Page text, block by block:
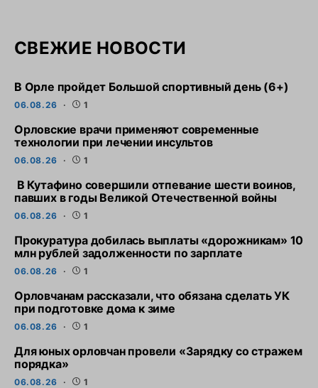
СВЕЖИЕ НОВОСТИ
В Орле пройдет Большой спортивный день (6+)
06.08.26 1
Орловские врачи применяют современные
технологии при лечении инсультов
06.08.26 1
В Кутафино совершили отпевание шести воинов,
павших в годы Великой Отечественной войны
06.08.26 1
Прокуратура добилась выплаты «дорожникам» 10
млн рублей задолженности по зарплате
06.08.26 1
Орловчанам рассказали, что обязана сделать УК
при подготовке дома к зиме
06.08.26 1
Для юных орловчан провели «Зарядку со стражем
порядка»
06.08.26 1